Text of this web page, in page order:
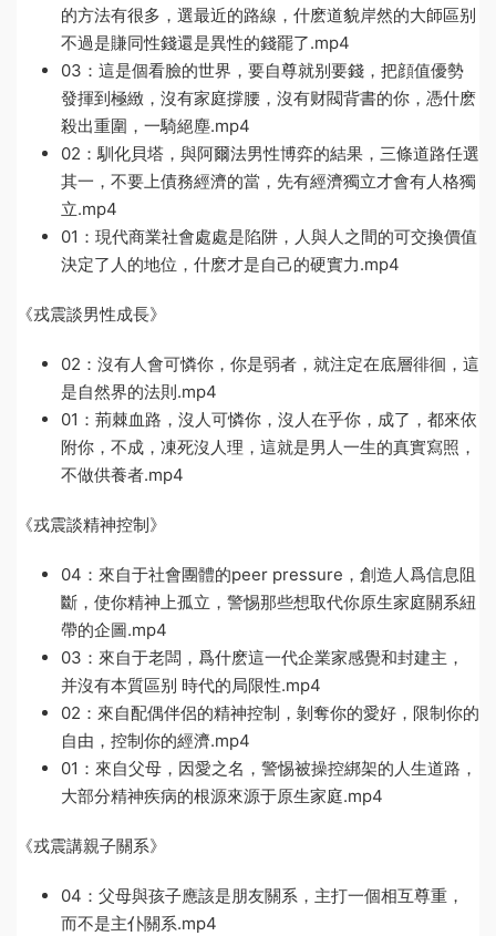
的方法有很多，選最近的路線，什麽道貌岸然的大師區别
不過是賺同性錢還是異性的錢罷了.mp4
03：這是個看臉的世界，要自尊就别要錢，把顔值優勢
發揮到極緻，沒有家庭撐腰，沒有财閥背書的你，憑什麽
殺出重圍，一騎絕塵.mp4
02：馴化貝塔，與阿爾法男性博弈的結果，三條道路任選
其一，不要上債務經濟的當，先有經濟獨立才會有人格獨
立.mp4
01：現代商業社會處處是陷阱，人與人之間的可交換價值
決定了人的地位，什麽才是自己的硬實力.mp4
《戎震談男性成長》
02：沒有人會可憐你，你是弱者，就注定在底層徘徊，這
是自然界的法則.mp4
01：荊棘血路，沒人可憐你，沒人在乎你，成了，都來依
附你，不成，凍死沒人理，這就是男人一生的真實寫照，
不做供養者.mp4
《戎震談精神控制》
04：來自于社會團體的peer pressure，創造人爲信息阻
斷，使你精神上孤立，警惕那些想取代你原生家庭關系紐
帶的企圖.mp4
03：來自于老闆，爲什麽這一代企業家感覺和封建主，
并沒有本質區别 時代的局限性.mp4
02：來自配偶伴侶的精神控制，剝奪你的愛好，限制你的
自由，控制你的經濟.mp4
01：來自父母，因愛之名，警惕被操控綁架的人生道路，
大部分精神疾病的根源來源于原生家庭.mp4
《戎震講親子關系》
04：父母與孩子應該是朋友關系，主打一個相互尊重，
而不是主仆關系.mp4